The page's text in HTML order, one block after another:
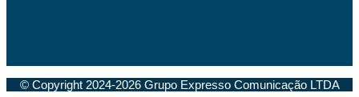
© Copyright 2024-2026 Grupo Expresso Comunicação LTDA